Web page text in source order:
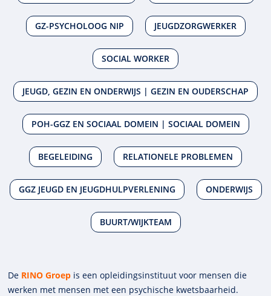
GZ-PSYCHOLOOG NIP JEUGDZORGWERKER
SOCIAL WORKER
JEUGD, GEZIN EN ONDERWIJS | GEZIN EN OUDERSCHAP
POH-GGZ EN SOCIAAL DOMEIN | SOCIAAL DOMEIN
BEGELEIDING RELATIONELE PROBLEMEN
GGZ JEUGD EN JEUGDHULPVERLENING ONDERWIJS
BUURT/WIJKTEAM
De RINO Groep is een opleidings­insti­tuut voor mensen die
werken met mensen met een psychische kwets­baar­heid.